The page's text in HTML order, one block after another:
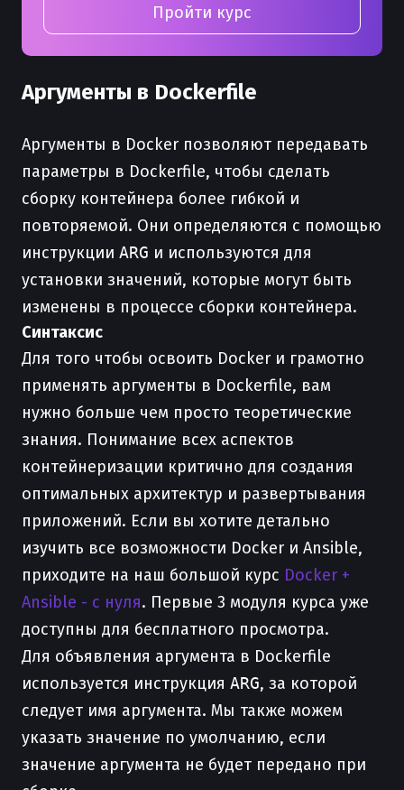
Пройти курс
Аргументы в Dockerfile
Аргументы в Docker позволяют передавать
параметры в Dockerfile, чтобы сделать
сборку контейнера более гибкой и
повторяемой. Они определяются с помощью
инструкции ARG и используются для
установки значений, которые могут быть
изменены в процессе сборки контейнера.
Синтаксис
Для того чтобы освоить Docker и грамотно
применять аргументы в Dockerfile, вам
нужно больше чем просто теоретические
знания. Понимание всех аспектов
контейнеризации критично для создания
оптимальных архитектур и развертывания
приложений. Если вы хотите детально
изучить все возможности Docker и Ansible,
приходите на наш большой курс Docker +
Ansible - с нуля. Первые 3 модуля курса уже
доступны для бесплатного просмотра.
Для объявления аргумента в Dockerfile
используется инструкция ARG, за которой
следует имя аргумента. Мы также можем
указать значение по умолчанию, если
значение аргумента не будет передано при